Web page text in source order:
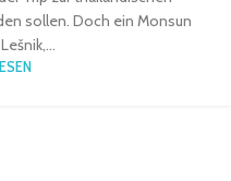
sollen. Doch ein Monsun